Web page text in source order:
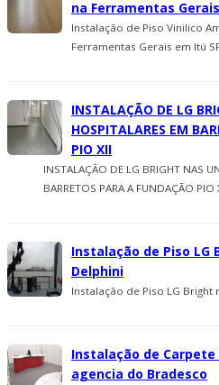
na Ferramentas
Instalação de Piso Vinilico
Ferramentas Gerais em Itú
INSTALAÇÃO DE LG
HOSPITALARES EM
PIO XII
INSTALAÇÃO DE LG BRIGHT NAS
BARRETOS PARA A FUNDAÇÃO PIO
Instalação de Piso LG
Delphini
Instalação de Piso LG Bright
Instalação de Carpete
agencia do Bradesco